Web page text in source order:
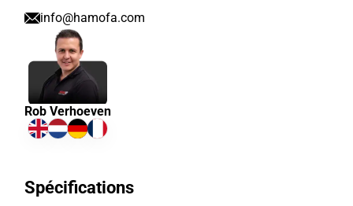
info@hamofa.com
Rob Verhoeven
Spécifications